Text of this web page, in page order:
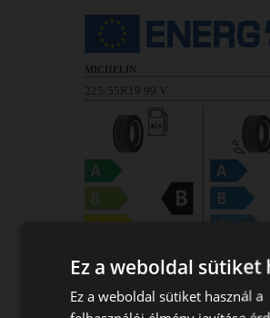
Ez a weboldal sütiket
Ez a weboldal sütiket használ a